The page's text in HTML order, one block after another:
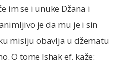
im se i unuke Džana i
je da mu je i sin
misiju obavlja u džematu
O tome Ishak ef. kaže: